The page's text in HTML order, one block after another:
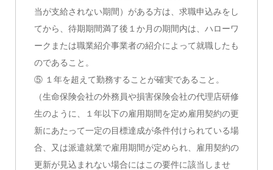
当が支給されない期間）がある方は、求職申込みをし
てから、待期期間満了後１か月の期間内は、ハローワ
ークまたは職業紹介事業者の紹介によって就職したも
のであること。
⑤ １年を超えて勤務することが確実であること。
（生命保険会社の外務員や損害保険会社の代理店研修
生のように、１年以下の雇用期間を定め雇用契約の更
新にあたって一定の目標達成が条件付けられている場
合、又は派遣就業で雇用期間が定められ、雇用契約の
更新が見込まれない場合にはこの要件に該当しませ